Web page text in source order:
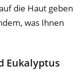
die Haut geben
was Ihnen
Eukalyptus